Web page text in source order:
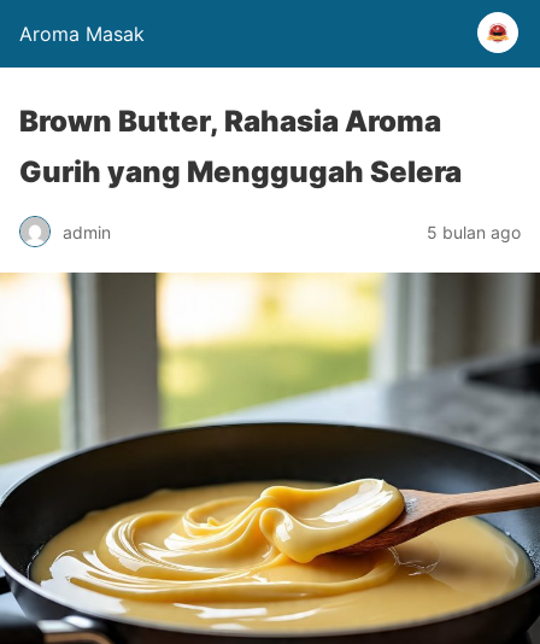
Aroma Masak
Brown Butter, Rahasia Aroma
Gurih yang Menggugah Selera
admin 5 bulan ago